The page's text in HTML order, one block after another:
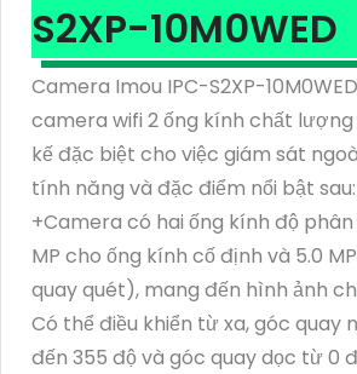
S2XP-10M0WED
Camera Imou IPC-S2XP-
camera wifi 2 ống kính chất
kế đặc biệt cho việc giám sát
tính năng và đặc điểm nổi bật sau:
+Camera có hai ống kính độ phân
MP cho ống kính cố định và 5.0
quay quét), mang đến hình ảnh
Có thể điều khiển từ xa, góc quay
đến 355 độ và góc quay dọc từ 0